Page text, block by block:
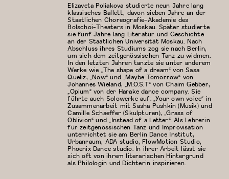
Elizaveta Poliakova studierte neun Jahre lang
klassisches Ballett, davon sieben Jahre an der
Staatlichen Choreografie-Akademie des
Bolschoi-Theaters in Moskau. Später studierte
sie fünf Jahre lang Literatur und Geschichte
an der Staatlichen Universität Moskau. Nach
Abschluss ihres Studiums zog sie nach Berlin,
um sich dem zeitgenössischen Tanz zu widmen.
In den letzten Jahren tanzte sie unter anderem
Werke wie „The shape of a dream“ von Sasa
Queliz, „Now“ und „Maybe Tomorrow“ von
Johannes Wieland, „M.O.S.T“ von Chaim Gebber,
„Opium“ von der Harake dance company. Sie
führte auch Solowerke auf: „Your own voice“ in
Zusammenarbeit mit Sasha Pushkin (Musik) und
Camille Schaeffer (Skulpturen), „Grass of
Oblivion“ und „Instead of a Letter“. Als Lehrerin
für zeitgenössischen Tanz und Improvisation
unterrichtet sie am Berlin Dance Institut,
Urbanraum, ADA studio, FlowMotion Studio,
Phoenix Dance studio. In ihrer Arbeit lässt sie
sich oft von ihrem literarischen Hintergrund
als Philologin und Dichterin inspirieren.